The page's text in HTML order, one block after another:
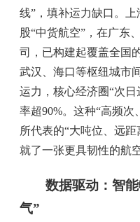
线”，填补运力缺口。
股“中货航空”，在广东
司，已构建起覆盖全国
武汉、海口等枢纽城市
运力，核心经济圈“次日
率超90%。这种“高频次
所代表的“大吨位、远
就了一张更具韧性的航
数据驱动：智
气”